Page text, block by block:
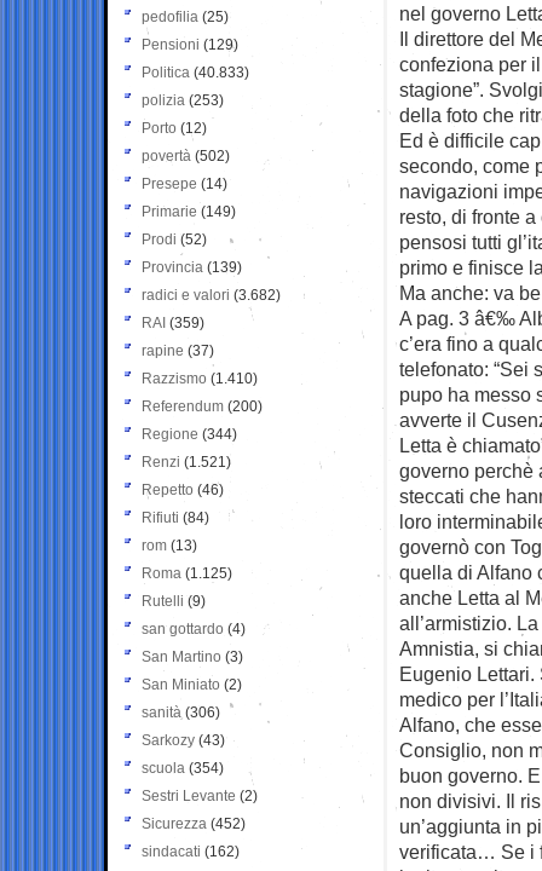
nel governo
Il direttore del
confeziona per
stagione”.
della foto che
Ed è difficile
secondo, come
navigazioni
resto, di fronte
pensosi tutti
primo e finisce
Ma anche: va
A pag. 3 â€‰
c’era fino a
telefonato: “Sei
pupo ha messo
avverte il
Letta è
governo perchè
steccati che
loro
governò con
quella di Alfano
anche Letta al
all’armistizio.
Amnistia, si
Eugenio Lettari.
medico per
Alfano, che
Consiglio, non
buon governo.
non divisivi. Il
un’aggiunta in
verificata… Se i
pedofilia (25)
Pensioni (129)
Politica (40.833)
polizia (253)
Porto (12)
povertà (502)
Presepe (14)
Primarie (149)
Prodi (52)
Provincia (139)
radici e valori (3.682)
RAI (359)
rapine (37)
Razzismo (1.410)
Referendum (200)
Regione (344)
Renzi (1.521)
Repetto (46)
Rifiuti (84)
rom (13)
Roma (1.125)
Rutelli (9)
san gottardo (4)
San Martino (3)
San Miniato (2)
sanità (306)
Sarkozy (43)
scuola (354)
Sestri Levante (2)
Sicurezza (452)
sindacati (162)